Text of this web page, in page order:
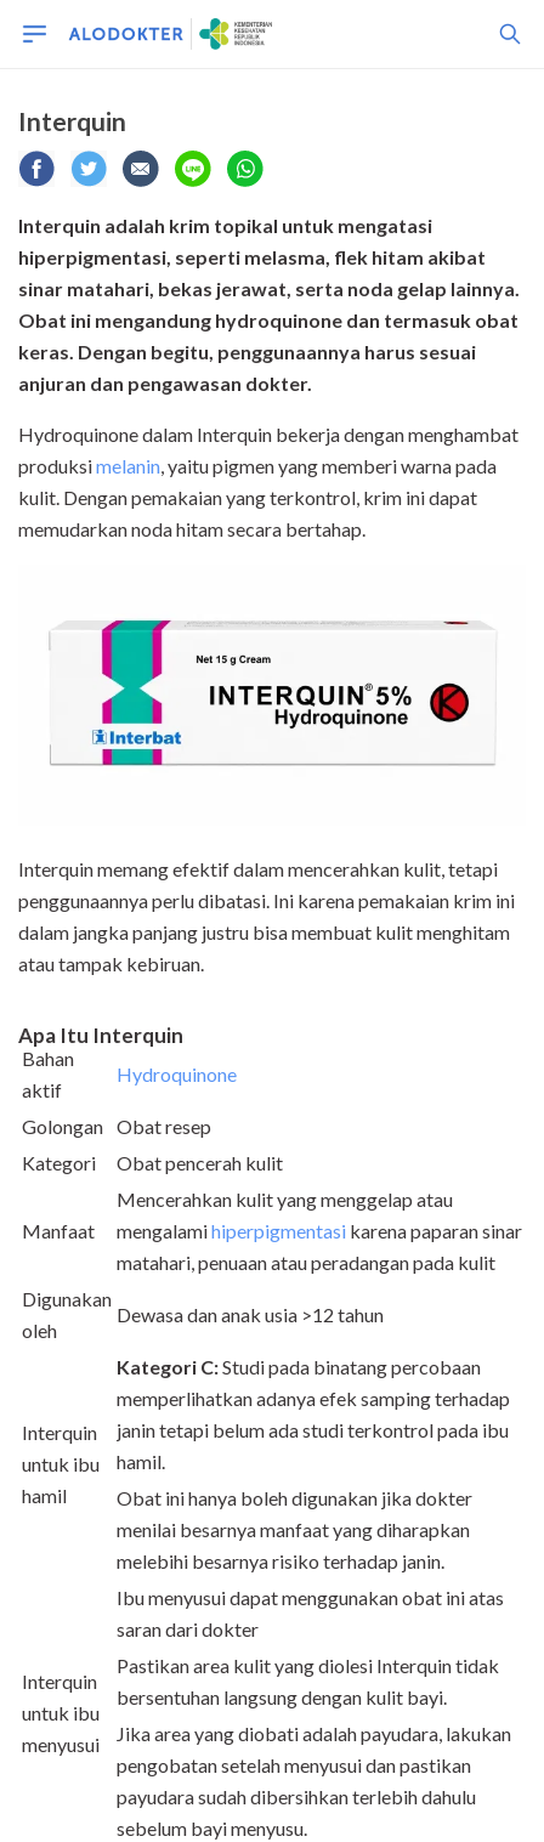
Interquin
Interquin adalah krim topikal untuk mengatasi
hiperpigmentasi, seperti melasma, flek hitam akibat
sinar matahari, bekas jerawat, serta noda gelap lainnya.
Obat ini mengandung hydroquinone dan termasuk obat
keras. Dengan begitu, penggunaannya harus sesuai
anjuran dan pengawasan dokter.
Hydroquinone dalam Interquin bekerja dengan menghambat
produksimelanin, yaitu pigmen yang memberi warna pada
kulit. Dengan pemakaian yang terkontrol, krim ini dapat
memudarkan noda hitam secara bertahap.
Interquin memang efektif dalam mencerahkan kulit, tetapi
penggunaannya perlu dibatasi. Ini karena pemakaian krim ini
dalam jangka panjang justru bisa membuat kulit menghitam
atau tampak kebiruan.
Apa Itu Interquin
Bahan
aktif
Hydroquinone
Golongan Obat resep
Kategori
Obat pencerah kulit
Manfaat
Mencerahkan kulit yang menggelap atau
mengalamihiperpigmentasi karena paparan sinar
matahari, penuaan atau peradangan pada kulit
Digunakan
oleh
Dewasa dan anak usia >12 tahun
Interquin
untuk ibu
hamil
Kategori C:Studi pada binatang percobaan
memperlihatkan adanya efek samping terhadap
janin tetapi belum ada studi terkontrol pada ibu
hamil.
Obat ini hanya boleh digunakan jika dokter
menilai besarnya manfaat yang diharapkan
melebihi besarnya risiko terhadap janin.
Interquin
untuk ibu
menyusui
Ibu menyusui dapat menggunakan obat ini atas
saran dari dokter
Pastikan area kulit yang diolesi Interquin tidak
bersentuhan langsung dengan kulit bayi.
Jika area yang diobati adalah payudara, lakukan
pengobatan setelah menyusui dan pastikan
payudara sudah dibersihkan terlebih dahulu
sebelum bayi menyusu.